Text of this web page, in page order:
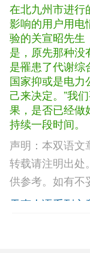
在北九州市进行
影响的用户用电
验的关宣昭先生
是，原先那种没
是罹患了代谢综
国家抑或是电力
己来决定。”我
果，是否已经做
持续一段时间。
声明：本双语文
转载请注明出处
供参考。如有不
天声人语系列文
天声